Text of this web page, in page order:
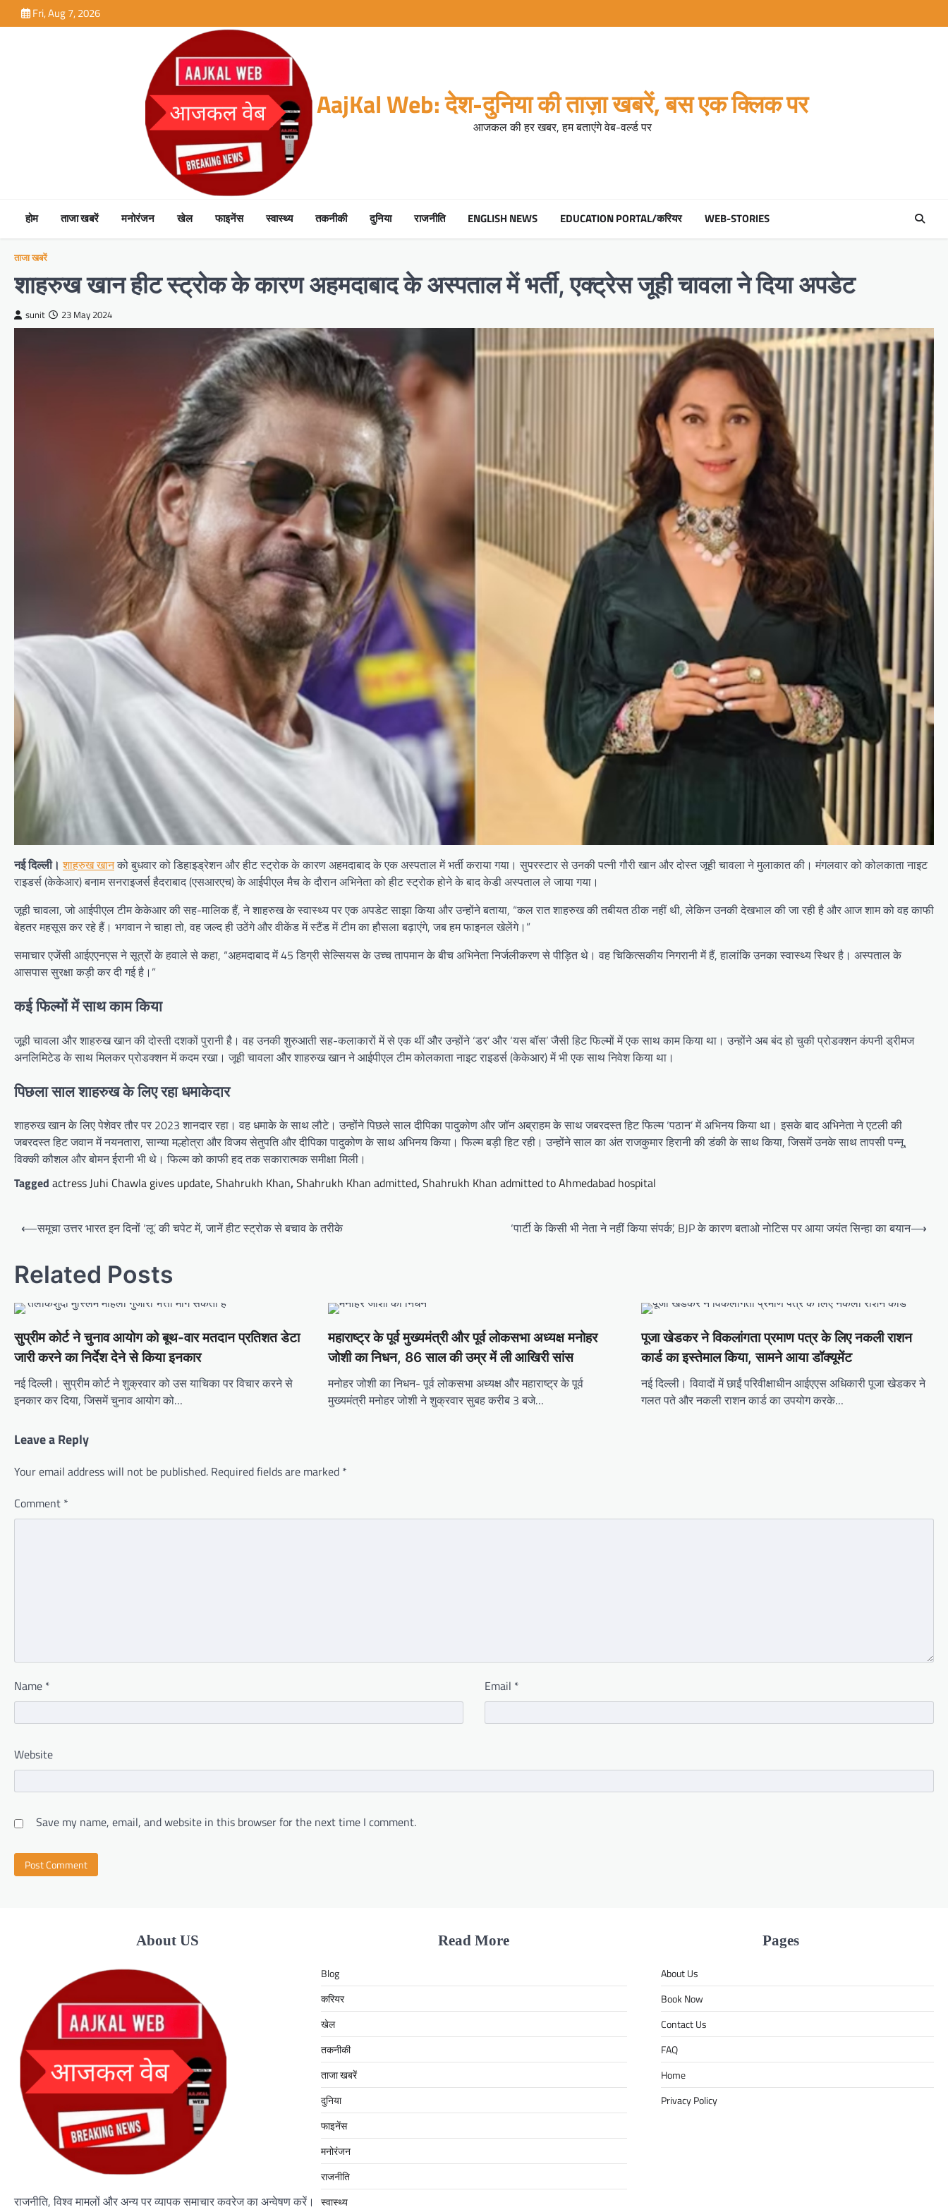
to
Fri, Aug 7, 2026
AajKal Web: देश-दुनिया की ताज़ा खबरें, बस एक क्लिक पर
आजकल की हर खबर, हम बताएंगे वेब-वर्ल्ड पर
होम ताजा खबरें मनोरंजन खेल फाइनेंस स्वास्थ्य तकनीकी दुनिया राजनीति ENGLISH NEWS EDUCATION PORTAL/करियर WEB-STORIES
ताजा खबरें
शाहरुख खान हीट स्ट्रोक के कारण अहमदाबाद के अस्पताल में भर्ती, एक्ट्रेस जूही चावला ने दिया अपडेट
sunit 23 May 2024
नई दिल्ली। शाहरुख खानको बुधवार को डिहाइड्रेशन और हीट स्ट्रोक के कारण अहमदाबाद के एक अस्पताल में भर्ती कराया गया। सुपरस्टार से उनकी पत्नी गौरी खान और दोस्त जूही चावला ने मुलाकात की। मंगलवार को कोलकाता नाइट
राइडर्स (केकेआर) बनाम सनराइजर्स हैदराबाद (एसआरएच) के आईपीएल मैच के दौरान अभिनेता को हीट स्ट्रोक होने के बाद केडी अस्पताल ले जाया गया।
जूही चावला, जो आईपीएल टीम केकेआर की सह-मालिक हैं, ने शाहरुख के स्वास्थ्य पर एक अपडेट साझा किया और उन्होंने बताया, “कल रात शाहरुख की तबीयत ठीक नहीं थी, लेकिन उनकी देखभाल की जा रही है और आज शाम को वह काफी
बेहतर महसूस कर रहे हैं। भगवान ने चाहा तो, वह जल्द ही उठेंगे और वीकेंड में स्टैंड में टीम का हौसला बढ़ाएंगे, जब हम फाइनल खेलेंगे।”
समाचार एजेंसी आईएएनएस ने सूत्रों के हवाले से कहा, “अहमदाबाद में 45 डिग्री सेल्सियस के उच्च तापमान के बीच अभिनेता निर्जलीकरण से पीड़ित थे। वह चिकित्सकीय निगरानी में हैं, हालांकि उनका स्वास्थ्य स्थिर है। अस्पताल के
आसपास सुरक्षा कड़ी कर दी गई है।”
कई फिल्मों में साथ काम किया
जूही चावला और शाहरुख खान की दोस्ती दशकों पुरानी है। वह उनकी शुरुआती सह-कलाकारों में से एक थीं और उन्होंने ‘डर’ और ‘यस बॉस’ जैसी हिट फिल्मों में एक साथ काम किया था। उन्होंने अब बंद हो चुकी प्रोडक्शन कंपनी ड्रीमज
अनलिमिटेड के साथ मिलकर प्रोडक्शन में कदम रखा। जूही चावला और शाहरुख खान ने आईपीएल टीम कोलकाता नाइट राइडर्स (केकेआर) में भी एक साथ निवेश किया था।
पिछला साल शाहरुख के लिए रहा धमाकेदार
शाहरुख खान के लिए पेशेवर तौर पर 2023 शानदार रहा। वह धमाके के साथ लौटे। उन्होंने पिछले साल दीपिका पादुकोण और जॉन अब्राहम के साथ जबरदस्त हिट फिल्म ‘पठान’ में अभिनय किया था। इसके बाद अभिनेता ने एटली की
जबरदस्त हिट जवान में नयनतारा, सान्या मल्होत्रा ​​और विजय सेतुपति और दीपिका पादुकोण के साथ अभिनय किया। फिल्म बड़ी हिट रही। उन्होंने साल का अंत राजकुमार हिरानी की डंकी के साथ किया, जिसमें उनके साथ तापसी पन्नू,
विक्की कौशल और बोमन ईरानी भी थे। फिल्म को काफी हद तक सकारात्मक समीक्षा मिली।
Tagged actress Juhi Chawla gives update,Shahrukh Khan,Shahrukh Khan admitted,Shahrukh Khan admitted to Ahmedabad hospital
Post
⟵समूचा उत्तर भारत इन दिनों ‘लू’ की चपेट में, जानें हीट स्ट्रोक से बचाव के तरीके ‘पार्टी के किसी भी नेता ने नहीं किया संपर्क’, BJP के कारण बताओ नोटिस पर आया जयंत सिन्हा का बयान⟶
Related Posts
सुप्रीम कोर्ट ने चुनाव आयोग को बूथ-वार मतदान प्रतिशत डेटा
जारी करने का निर्देश देने से किया इनकार
नई दिल्ली। सुप्रीम कोर्ट ने शुक्रवार को उस याचिका पर विचार करने से
इनकार कर दिया, जिसमें चुनाव आयोग को…
महाराष्ट्र के पूर्व मुख्यमंत्री और पूर्व लोकसभा अध्यक्ष मनोहर
जोशी का निधन, 86 साल की उम्र में ली आखिरी सांस
मनोहर जोशी का निधन- पूर्व लोकसभा अध्यक्ष और महाराष्ट्र के पूर्व
मुख्यमंत्री मनोहर जोशी ने शुक्रवार सुबह करीब 3 बजे…
पूजा खेडकर ने विकलांगता प्रमाण पत्र के लिए नकली राशन
कार्ड का इस्तेमाल किया, सामने आया डॉक्यूमेंट
नई दिल्ली। विवादों में छाईं परिवीक्षाधीन आईएएस अधिकारी पूजा खेडकर ने
गलत पते और नकली राशन कार्ड का उपयोग करके…
Leave a Reply
Your email address will not be published. Required fields are marked *
Comment *
Name * Email *
Website
Save my name, email, and website in this browser for the next time I comment.
About US
राजनीति, विश्व मामलों और अन्य पर व्यापक समाचार कवरेज का अन्वेषण करें।
Read More
Blog
करियर
खेल
तकनीकी
ताजा खबरें
दुनिया
फाइनेंस
मनोरंजन
राजनीति
स्वास्थ्य
Pages
About Us
Book Now
Contact Us
FAQ
Home
Privacy Policy